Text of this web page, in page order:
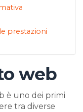
prestazioni
web
è uno dei primi
tra diverse